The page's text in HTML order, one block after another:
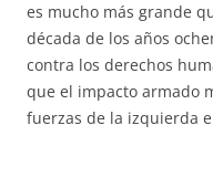
es mucho más grande
década de los años
contra los derechos
que el impacto armado
fuerzas de la izquierda